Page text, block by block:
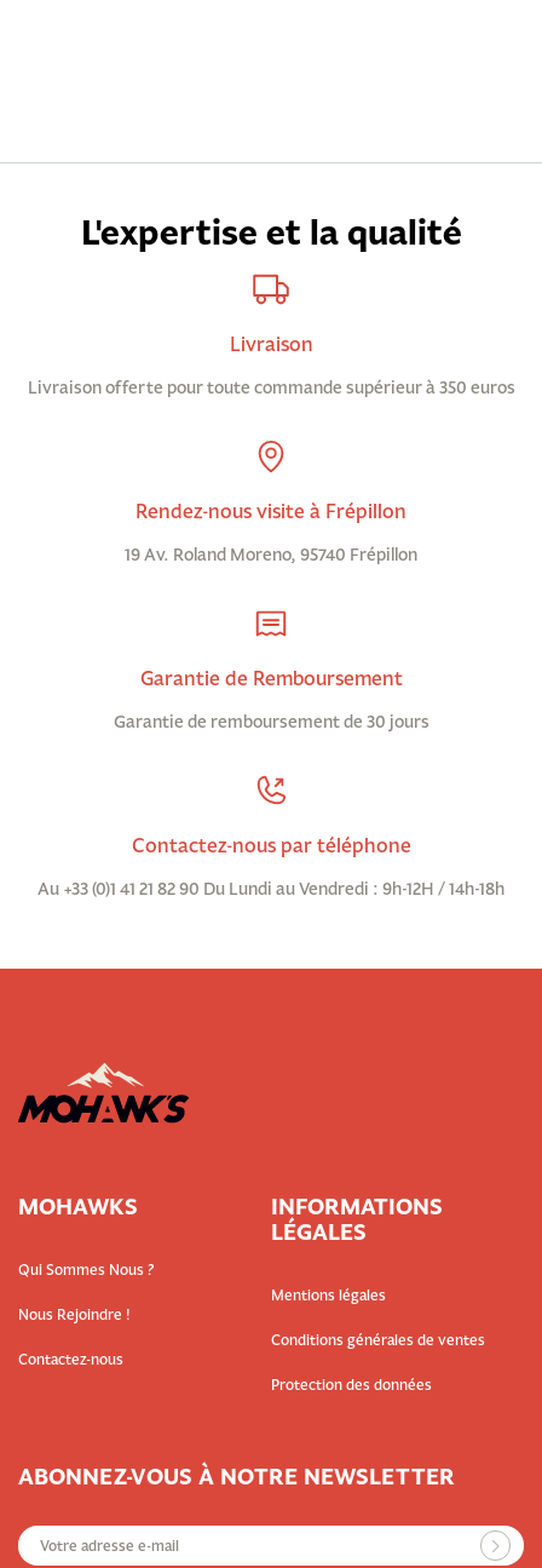
L'expertise et la qualité
Livraison
Livraison offerte pour toute commande supérieur à 350 euros
Rendez-nous visite à Frépillon
19 Av. Roland Moreno, 95740 Frépillon
Garantie de Remboursement
Garantie de remboursement de 30 jours
Contactez-nous par téléphone
Au +33 (0)1 41 21 82 90 Du Lundi au Vendredi : 9h-12H / 14h-18h
MOHAWKS
Qui Sommes Nous ?
Nous Rejoindre !
Contactez-nous
INFORMATIONS
LÉGALES
Mentions légales
Conditions générales de ventes
Protection des données
ABONNEZ-VOUS À NOTRE NEWSLETTER